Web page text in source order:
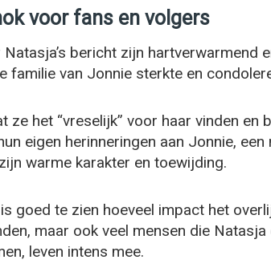
voor fans en volgers
bericht zijn hartverwarmend
familie van Jonnie sterkte en
ze het “vreselijk” voor haar vinden en
eigen herinneringen aan Jonnie,
warme karakter en toewijding.
goed te zien hoeveel impact het
maar ook veel mensen die
leven intens mee.